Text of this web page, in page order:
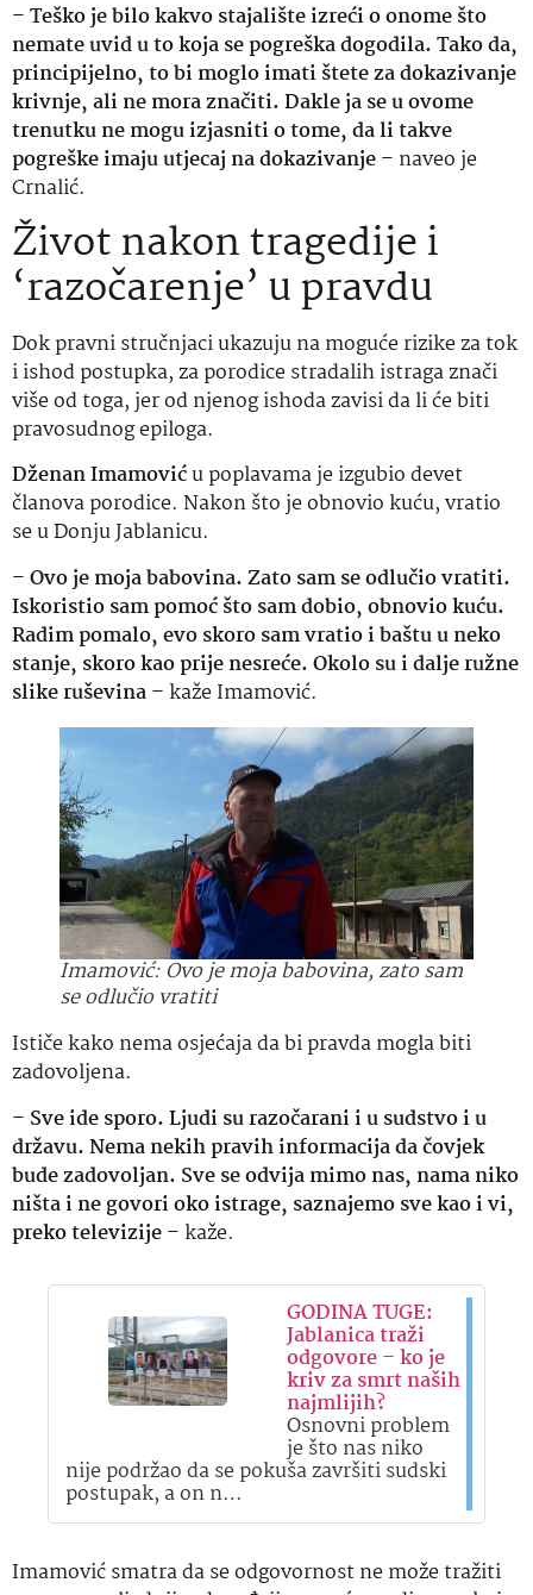
–Teško je bilo kakvo stajalište izreći o onome što
nemate uvid u to koja se pogreška dogodila. Tako da,
principijelno, to bi moglo imati štete za dokazivanje
krivnje, ali ne mora značiti. Dakle ja se u ovome
trenutku ne mogu izjasniti o tome, da li takve
pogreške imaju utjecaj na dokazivanje– naveo je
Crnalić.
Život nakon tragedije i
‘razočarenje’ u pravdu
Dok pravni stručnjaci ukazuju na moguće rizike za tok
i ishod postupka, za porodice stradalih istraga znači
više od toga, jer od njenog ishoda zavisi da li će biti
pravosudnog epiloga.
Dženan Imamoviću poplavama je izgubio devet
članova porodice. Nakon što je obnovio kuću, vratio
se u Donju Jablanicu.
–Ovo je moja babovina. Zato sam se odlučio vratiti.
Iskoristio sam pomoć što sam dobio, obnovio kuću.
Radim pomalo, evo skoro sam vratio i baštu u neko
stanje, skoro kao prije nesreće. Okolo su i dalje ružne
slike ruševina– kaže Imamović.
Imamović: Ovo je moja babovina, zato sam
se odlučio vratiti
Ističe kako nema osjećaja da bi pravda mogla biti
zadovoljena.
– Sve ide sporo. Ljudi su razočarani i u sudstvo i u
državu. Nema nekih pravih informacija da čovjek
bude zadovoljan. Sve se odvija mimo nas, nama niko
ništa i ne govori oko istrage, saznajemo sve kao i vi,
preko televizije– kaže.
GODINA TUGE:
Jablanica traži
odgovore – ko je
kriv za smrt naših
najmlijih?
Osnovni problem
je što nas niko
nije podržao da se pokuša završiti sudski
postupak, a on n…
Imamović smatra da se odgovornost ne može tražiti